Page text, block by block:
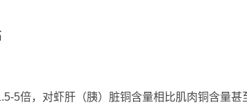
5倍，对虾肝（胰）脏铜含量相比肌肉铜含量甚